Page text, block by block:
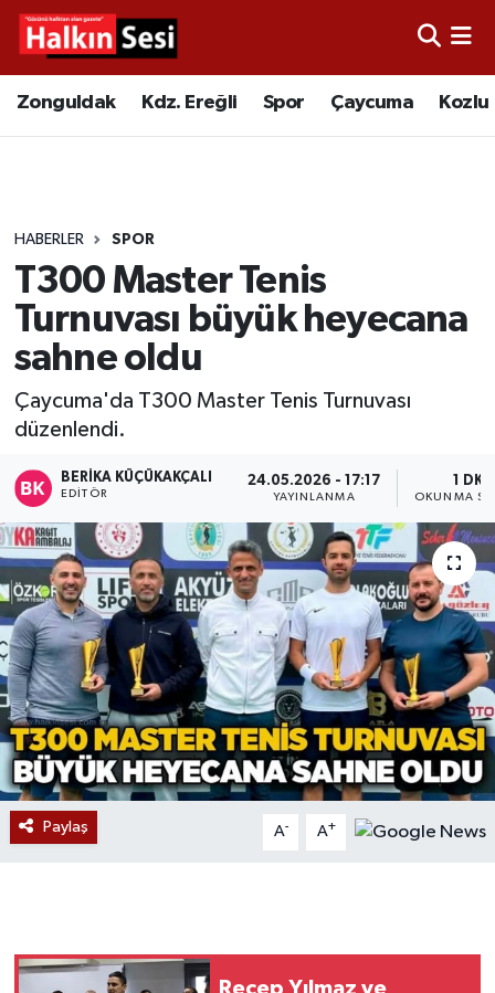
Zonguldak Kdz. Ereğli Spor Çaycuma Kozlu
HABERLER SPOR
T300 Master Tenis
Turnuvası büyük heyecana
sahne oldu
Çaycuma'da T300 Master Tenis Turnuvası
düzenlendi.
BERIKA KÜÇÜKAKÇALI
EDITÖR
24.05.2026 - 17:17
YAYINLANMA
1 DK
OKUNMA
Paylaş A- A+
Recep Yılmaz ve
Video
Çaycuma
Alaplı
Asayiş
Bartın
Karabük
Devrek
Bolu
ÇEVRE
BİLİM VE TEKNOLOJİ
DUNYA
Düzce
Genel
Merkez Hava Durumu
Tüm Manşetler
Son Dakika Haberleri
Haber Arşivi